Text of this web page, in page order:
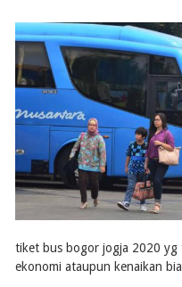
tiket bus bogor jogja 2020 yg
ekonomi ataupun kenaikan